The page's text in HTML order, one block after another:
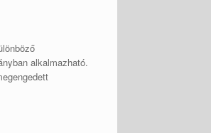
alkalmazható.